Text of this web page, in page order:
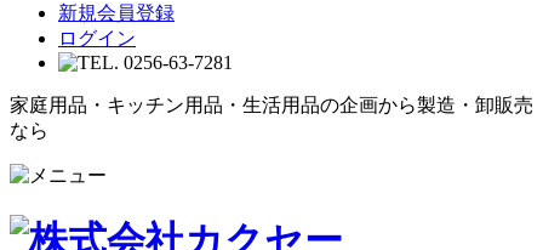
新規会員登録
ログイン
家庭用品・キッチン用品・生活用品の企画から製造・卸販売
なら